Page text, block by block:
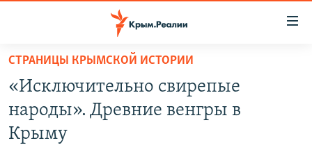
Вернуться
основному
содержанию
Вернутся
ВОДА
СТРАНИЦЫ КРЫМСКОЙ ИСТОРИИ
«Исключительно свирепые
народы». Древние венгры в
Крыму